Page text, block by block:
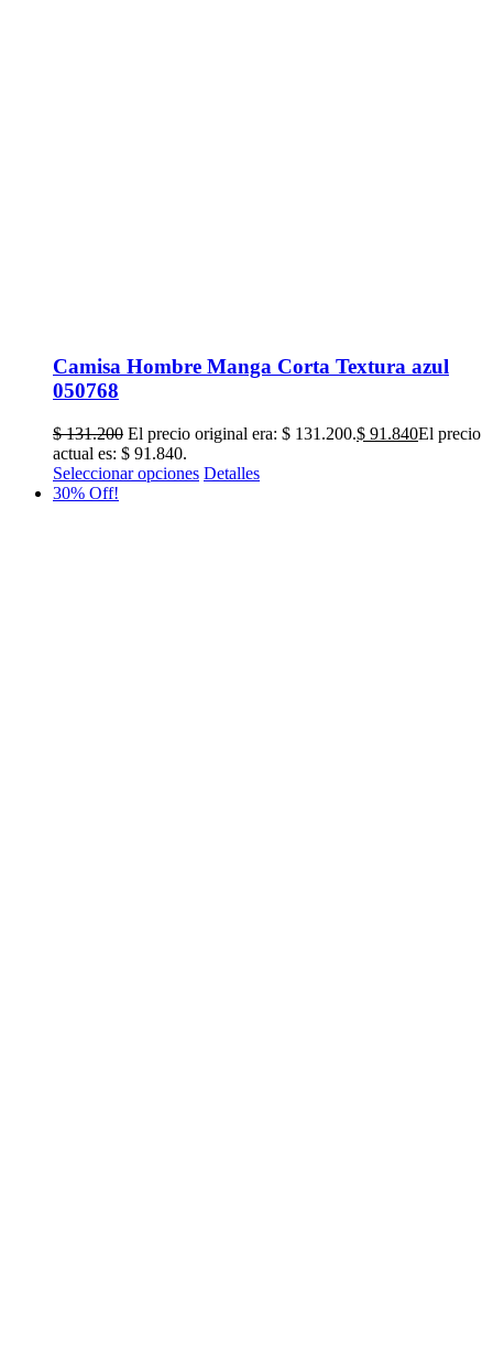
Camisa Hombre Manga Corta Textura azul
050768
$131.200 El precio original era: $ 131.200.$ 91.840El precio
actual es: $ 91.840.
Seleccionar opciones Detalles
30% Off!